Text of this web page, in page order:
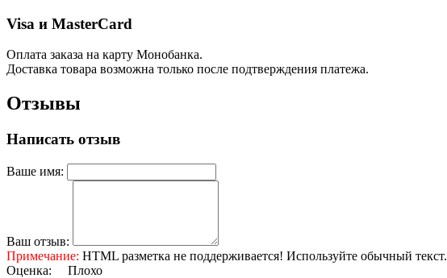
Visa и MasterCard
Оплата заказа на карту Монобанка.
Доставка товара возможна только после подтверждения платежа.
Отзывы
Написать отзыв
Ваше имя:
Ваш отзыв:
Примечание: HTML разметка не поддерживается! Используйте обычный текст.
Оценка: Плохо